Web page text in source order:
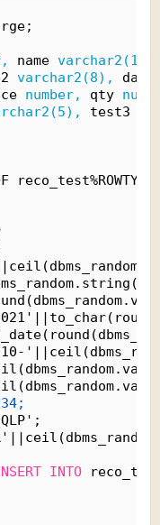
name
varchar2(8),
number, qty
test3
INTO